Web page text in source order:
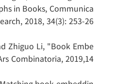
in Books, Communica
2018, 34(3): 253-26
Zhiguo Li, "Book Embe
Combinatoria, 2019,14